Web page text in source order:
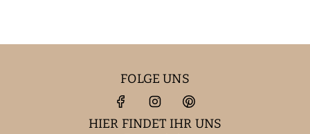
FOLGE UNS
HIER FINDET IHR UNS